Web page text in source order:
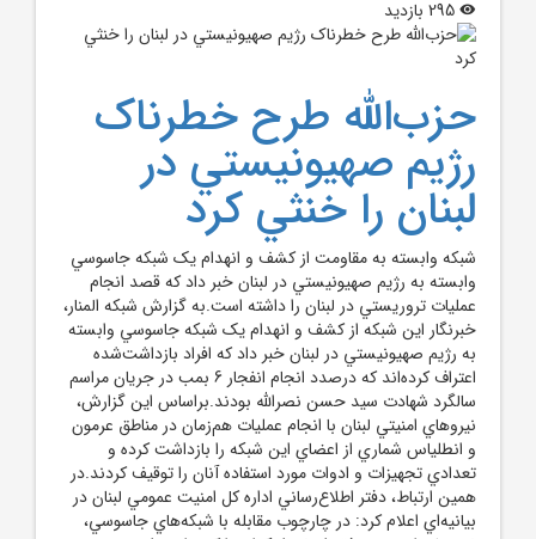
حزب‌الله طرح خطرناک
رژيم صهيونيستي در
لبنان را خنثي کرد
شبکه وابسته به مقاومت از کشف و انهدام يک شبکه جاسوسي
وابسته به رژيم صهيونيستي در لبنان خبر داد که قصد انجام
عمليات تروريستي در لبنان را داشته است.به گزارش شبکه المنار،
خبرنگار اين شبکه از کشف و انهدام يک شبکه جاسوسي وابسته
به رژيم صهيونيستي در لبنان خبر داد که افراد بازداشت‌شده
اعتراف کرده‌اند که درصدد انجام انفجار 6 بمب در جريان مراسم
سالگرد شهادت سيد حسن نصرالله بودند.براساس اين گزارش،
نيروهاي امنيتي لبنان با انجام عمليات هم‌زمان در مناطق عرمون
و انطلياس شماري از اعضاي اين شبکه را بازداشت کرده و
تعدادي تجهيزات و ادوات مورد استفاده آنان را توقيف کردند.در
همين ارتباط، دفتر اطلاع‌رساني اداره کل امنيت عمومي لبنان در
بيانيه‌اي اعلام کرد: در چارچوب مقابله با شبکه‌هاي جاسوسي،